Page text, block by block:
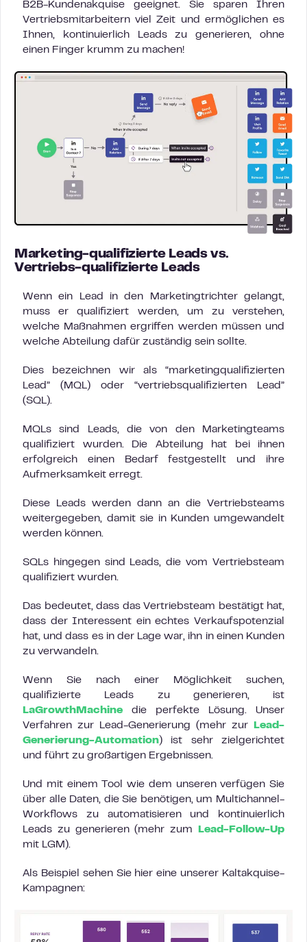
B2B-Kundenakquise geeignet. Sie sparen Ihren
Vertriebsmitarbeitern viel Zeit und ermöglichen es
Ihnen, kontinuierlich Leads zu generieren, ohne
einen Finger krumm zu machen!
Marketing-qualifizierte Leads vs.
Vertriebs-qualifizierte Leads
Wenn ein Lead in den Marketingtrichter gelangt,
muss er qualifiziert werden, um zu verstehen,
welche Maßnahmen ergriffen werden müssen und
welche Abteilung dafür zuständig sein sollte.
Dies bezeichnen wir als “marketingqualifizierten
Lead” (MQL) oder “vertriebsqualifizierten Lead”
(SQL).
MQLs sind Leads, die von den Marketingteams
qualifiziert wurden. Die Abteilung hat bei ihnen
erfolgreich einen Bedarf festgestellt und ihre
Aufmerksamkeit erregt.
Diese Leads werden dann an die Vertriebsteams
weitergegeben, damit sie in Kunden umgewandelt
werden können.
SQLs hingegen sind Leads, die vom Vertriebsteam
qualifiziert wurden.
Das bedeutet, dass das Vertriebsteam bestätigt hat,
dass der Interessent ein echtes Verkaufspotenzial
hat, und dass es in der Lage war, ihn in einen Kunden
zu verwandeln.
Wenn Sie nach einer Möglichkeit suchen,
qualifizierte Leads zu generieren, ist
LaGrowthMachine die perfekte Lösung. Unser
Verfahren zur Lead-Generierung (mehr zur
Lead-
Generierung-Automation) ist sehr zielgerichtet
und führt zu großartigen Ergebnissen.
Und mit einem Tool wie dem unseren verfügen Sie
über alle Daten, die Sie benötigen, um Multichannel-
Workflows zu automatisieren und kontinuierlich
Leads zu generieren (mehr zum
Lead-Follow-Up
mit LGM).
Als Beispiel sehen Sie hier eine unserer Kaltakquise-
Kampagnen: